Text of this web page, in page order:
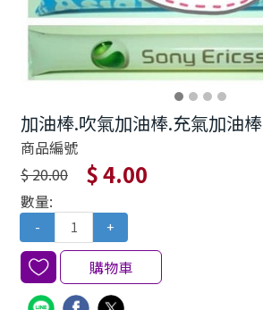
加油棒.吹氣加油棒.充氣加油棒
商品編號
$ 20.00
$ 4.00
數量:
- +
購物車